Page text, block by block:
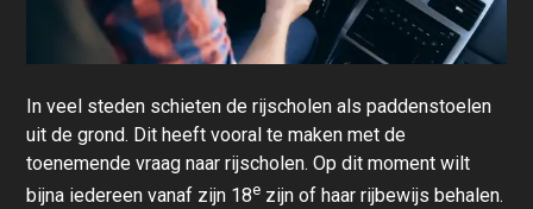
In veel steden schieten de rijscholen als paddenstoelen
uit de grond. Dit heeft vooral te maken met de
toenemende vraag naar rijscholen. Op dit moment wilt
bijna iedereen vanaf zijn 18e zijn of haar rijbewijs behalen.